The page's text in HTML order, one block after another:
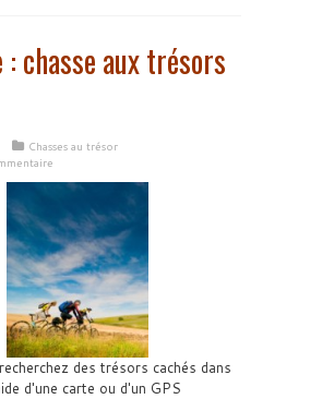
chasse aux trésors
Chasses au trésor
des trésors cachés dans
d'une carte ou d'un GPS